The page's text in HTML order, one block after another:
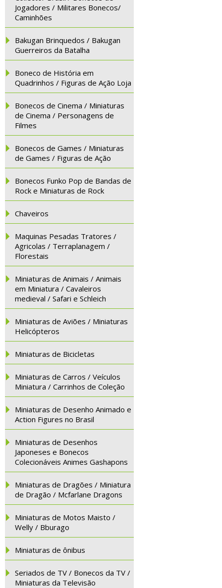
Jogadores / Militares Bonecos/
Caminhões
Bakugan Brinquedos / Bakugan
Guerreiros da Batalha
Boneco de História em
Quadrinhos / Figuras de Ação Loja
Bonecos de Cinema / Miniaturas
de Cinema / Personagens de
Filmes
Bonecos de Games / Miniaturas
de Games / Figuras de Ação
Bonecos Funko Pop de Bandas de
Rock e Miniaturas de Rock
Chaveiros
Maquinas Pesadas Tratores /
Agricolas / Terraplanagem /
Florestais
Miniaturas de Animais / Animais
em Miniatura / Cavaleiros
medieval / Safari e Schleich
Miniaturas de Aviões / Miniaturas
Helicópteros
Miniaturas de Bicicletas
Miniaturas de Carros / Veículos
Miniatura / Carrinhos de Coleção
Miniaturas de Desenho Animado e
Action Figures no Brasil
Miniaturas de Desenhos
Japoneses e Bonecos
Colecionáveis Animes Gashapons
Miniaturas de Dragões / Miniatura
de Dragão / Mcfarlane Dragons
Miniaturas de Motos Maisto /
Welly / Bburago
Miniaturas de ônibus
Seriados de TV / Bonecos da TV /
Miniaturas da Televisão